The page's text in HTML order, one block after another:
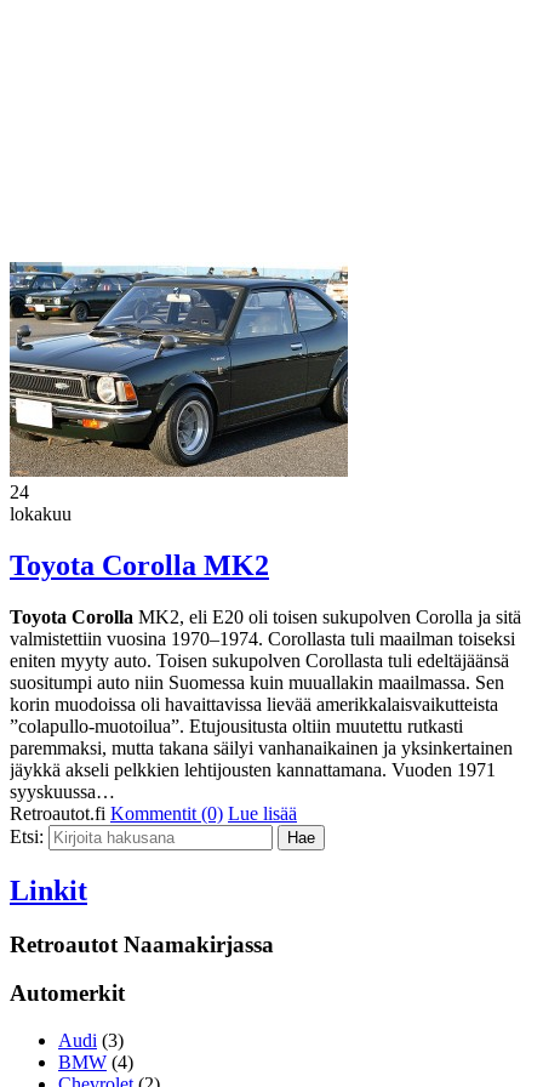
24
lokakuu
Toyota Corolla MK2
Toyota Corolla MK2, eli E20 oli toisen sukupolven Corolla ja sitä
valmistettiin vuosina 1970–1974. Corollasta tuli maailman toiseksi
eniten myyty auto. Toisen sukupolven Corollasta tuli edeltäjäänsä
suositumpi auto niin Suomessa kuin muuallakin maailmassa. Sen
korin muodoissa oli havaittavissa lievää amerikkalaisvaikutteista
”colapullo-muotoilua”. Etujousitusta oltiin muutettu rutkasti
paremmaksi, mutta takana säilyi vanhanaikainen ja yksinkertainen
jäykkä akseli pelkkien lehtijousten kannattamana. Vuoden 1971
syyskuussa…
Retroautot.fi Kommentit (0) Lue lisää
Etsi:
Linkit
Retroautot Naamakirjassa
Automerkit
Audi (3)
BMW (4)